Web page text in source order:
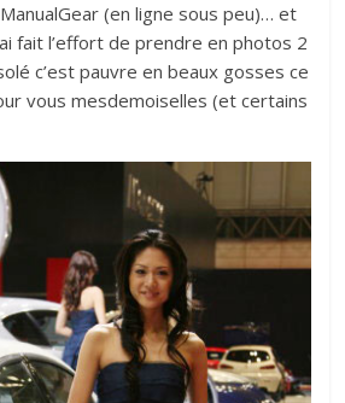
(en ligne sous peu)… et
fait l’effort de prendre en photos 2
c’est pauvre en beaux gosses ce
vous mesdemoiselles (et certains